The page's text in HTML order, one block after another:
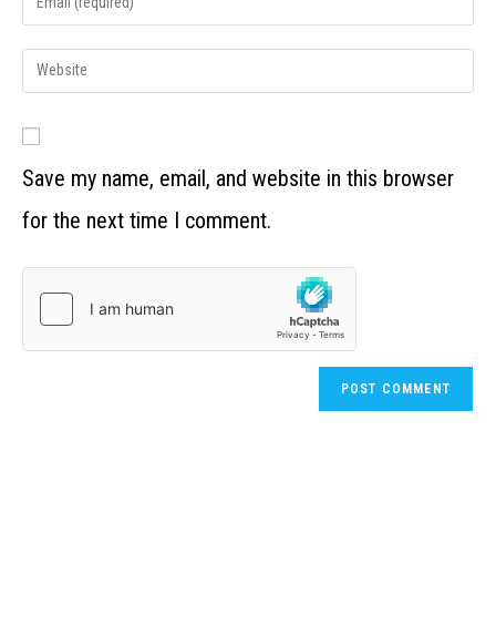
Save my name, email, and website in this browser
for the next time I comment.